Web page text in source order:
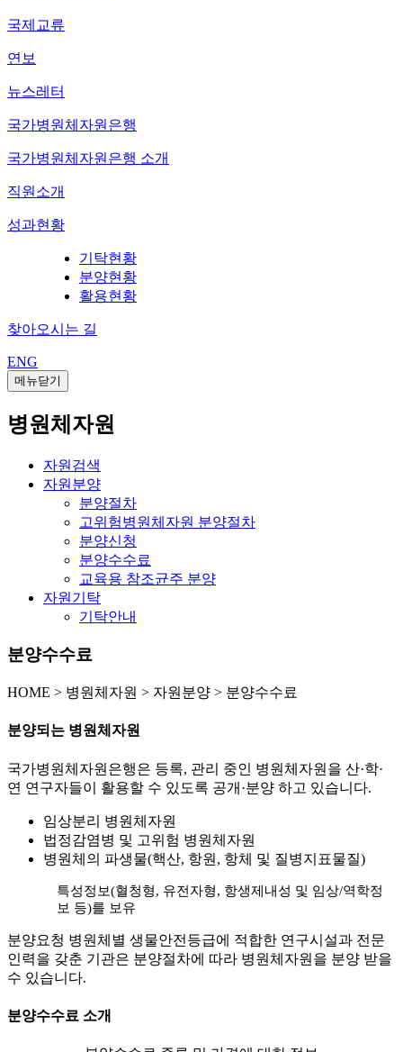
국제교류
연보
뉴스레터
국가병원체자원은행
국가병원체자원은행 소개
직원소개
성과현황
기탁현황
분양현황
활용현황
찾아오시는 길
ENG
메뉴닫기
병원체자원
자원검색
자원분양
분양절차
고위험병원체자원 분양절차
분양신청
분양수수료
교육용 참조균주 분양
자원기탁
기탁안내
분양수수료
HOME > 병원체자원 > 자원분양 > 분양수수료
분양되는 병원체자원
국가병원체자원은행은 등록, 관리 중인 병원체자원을 산·학·
연 연구자들이 활용할 수 있도록 공개·분양 하고 있습니다.
임상분리 병원체자원
법정감염병 및 고위험 병원체자원
병원체의 파생물(핵산, 항원, 항체 및 질병지표물질)
특성정보(혈청형, 유전자형, 항생제내성 및 임상/역학정
보 등)를 보유
분양요청 병원체별 생물안전등급에 적합한 연구시설과 전문
인력을 갖춘 기관은 분양절차에 따라 병원체자원을 분양 받을
수 있습니다.
분양수수료 소개